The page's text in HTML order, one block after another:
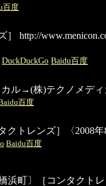
百度
］
http://
DuckDuckGo Baidu百度
カル→(株)テクノメデ
百度
クトレンズ］〈2008
Baidu百度
浜町〕［コンタクト